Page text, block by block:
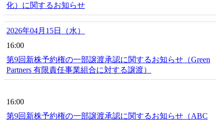
化）に関するお知らせ
2026年04月15日（水）
16:00
第9回新株予約権の一部譲渡承認に関するお知らせ（Green
Partners 有限責任事業組合に対する譲渡）
16:00
第9回新株予約権の一部譲渡承認に関するお知らせ（ABC